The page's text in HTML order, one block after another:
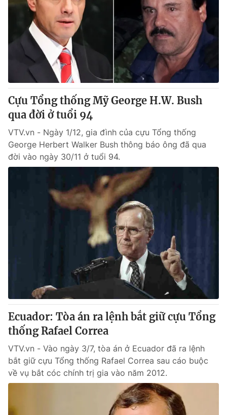
Cựu Tổng thống Mỹ George H.W. Bush
qua đời ở tuổi 94
VTV.vn - Ngày 1/12, gia đình của cựu Tổng thống
George Herbert Walker Bush thông báo ông đã qua
đời vào ngày 30/11 ở tuổi 94.
Ecuador: Tòa án ra lệnh bắt giữ cựu Tổng
thống Rafael Correa
VTV.vn - Vào ngày 3/7, tòa án ở Ecuador đã ra lệnh
bắt giữ cựu Tổng thống Rafael Correa sau cáo buộc
về vụ bắt cóc chính trị gia vào năm 2012.